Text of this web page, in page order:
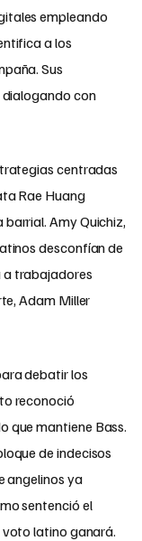
empleando
a los
Sus
con
centradas
Rae Huang
Amy Quichiz,
desconfían de
trabajadores
Adam Miller
debatir los
reconoció
que mantiene Bass.
de indecisos
angelinos ya
sentenció el
voto latino ganará.